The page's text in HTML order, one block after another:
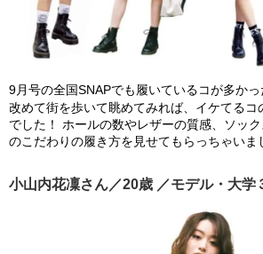
9月号の全国SNAPでも履いているコが多かっ
改めて街を歩いて眺めてみれば、イケてるコ
でした！ ホールの数やレザーの質感、ソッ
のこだわりの履き方を見せてもらっちゃい
小山内花凜さん／20歳 ／モデル・大学